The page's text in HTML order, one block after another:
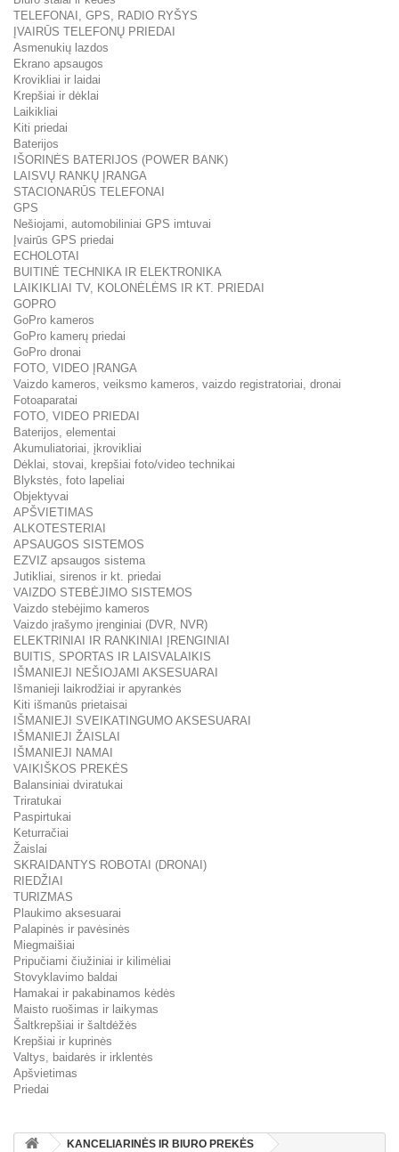
TELEFONAI, GPS, RADIO RYŠYS
ĮVAIRŪS TELEFONŲ PRIEDAI
Asmenukių lazdos
Ekrano apsaugos
Krovikliai ir laidai
Krepšiai ir dėklai
Laikikliai
Kiti priedai
Baterijos
IŠORINĖS BATERIJOS (POWER BANK)
LAISVŲ RANKŲ ĮRANGA
STACIONARŪS TELEFONAI
GPS
Nešiojami, automobiliniai GPS imtuvai
Įvairūs GPS priedai
ECHOLOTAI
BUITINĖ TECHNIKA IR ELEKTRONIKA
LAIKIKLIAI TV, KOLONĖLĖMS IR KT. PRIEDAI
GOPRO
GoPro kameros
GoPro kamerų priedai
GoPro dronai
FOTO, VIDEO ĮRANGA
Vaizdo kameros, veiksmo kameros, vaizdo registratoriai, dronai
Fotoaparatai
FOTO, VIDEO PRIEDAI
Baterijos, elementai
Akumuliatoriai, įkrovikliai
Dėklai, stovai, krepšiai foto/video technikai
Blykstės, foto lapeliai
Objektyvai
APŠVIETIMAS
ALKOTESTERIAI
APSAUGOS SISTEMOS
EZVIZ apsaugos sistema
Jutikliai, sirenos ir kt. priedai
VAIZDO STEBĖJIMO SISTEMOS
Vaizdo stebėjimo kameros
Vaizdo įrašymo įrenginiai (DVR, NVR)
ELEKTRINIAI IR RANKINIAI ĮRENGINIAI
BUITIS, SPORTAS IR LAISVALAIKIS
IŠMANIEJI NEŠIOJAMI AKSESUARAI
Išmanieji laikrodžiai ir apyrankės
Kiti išmanūs prietaisai
IŠMANIEJI SVEIKATINGUMO AKSESUARAI
IŠMANIEJI ŽAISLAI
IŠMANIEJI NAMAI
VAIKIŠKOS PREKĖS
Balansiniai dviratukai
Triratukai
Paspirtukai
Keturračiai
Žaislai
SKRAIDANTYS ROBOTAI (DRONAI)
RIEDŽIAI
TURIZMAS
Plaukimo aksesuarai
Palapinės ir pavėsinės
Miegmaišiai
Pripučiami čiužiniai ir kilimėliai
Stovyklavimo baldai
Hamakai ir pakabinamos kėdės
Maisto ruošimas ir laikymas
Šaltkrepšiai ir šaltdėžės
Krepšiai ir kuprinės
Valtys, baidarės ir irklentės
Apšvietimas
Priedai
KANCELIARINĖS IR BIURO PREKĖS